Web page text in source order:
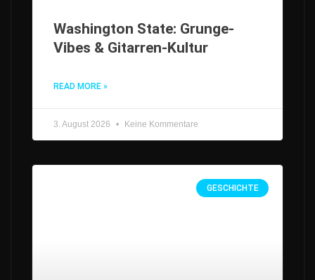
Washington State: Grunge-
Vibes & Gitarren-Kultur
READ MORE »
3. August 2026 Keine Kommentare
GESCHICHTE